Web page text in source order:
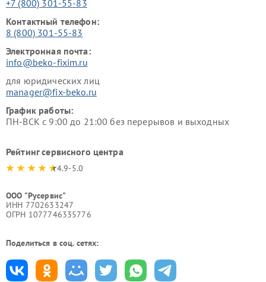
+7 (800) 301-55-83
Контактный телефон:
8 (800) 301-55-83
Электронная почта:
info@beko-fixim.ru
для юридических лиц
manager@fix-beko.ru
График работы:
ПН-ВСК с 9:00 до 21:00 без перерывов и выходных
Рейтинг сервисного центра
4.9-5.0
ООО "Русервис"
ИНН 7702633247
ОГРН 1077746335776
Поделиться в соц. сетях: